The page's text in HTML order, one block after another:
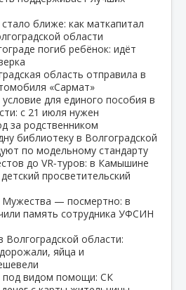
ближе: как маткапитал
области
погиб ребёнок: идёт
область отправила в
«Сармат»
для единого пособия в
с 21 июля нужен
за родственником
библиотеку в Волгоградской
по модельному стандарту
до VR‑туров: в Камышине
просветительский
— посмертно: в
память сотрудника УФСИН
Волгоградской области:
яйца и
под видом помощи: СК